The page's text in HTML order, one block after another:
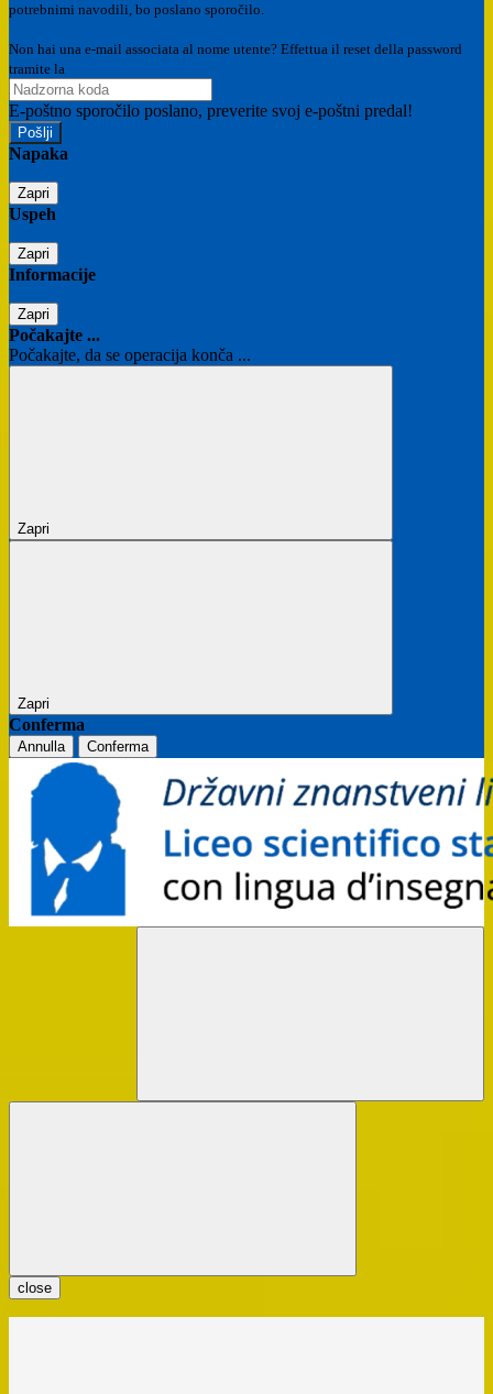
potrebnimi navodili, bo poslano sporočilo.
Non hai una e-mail associata al nome utente? Effettua il reset della password
tramite la
E-poštno sporočilo poslano, preverite svoj e-poštni predal!
Napaka
Zapri
Uspeh
Zapri
Informacije
Zapri
Počakajte ...
Počakajte, da se operacija konča ...
Zapri
Zapri
Conferma
Annulla Conferma
close